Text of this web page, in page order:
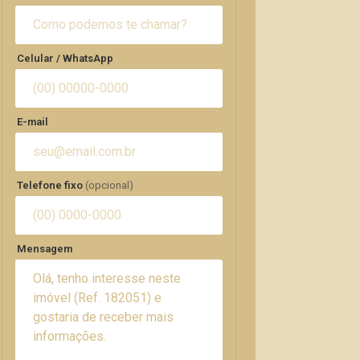
Celular / WhatsApp
E-mail
Telefone fixo (opcional)
Mensagem